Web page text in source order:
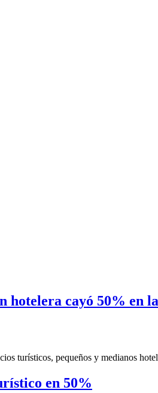
cayó 50% en
turísticos, pequeños y medianos
en 50%